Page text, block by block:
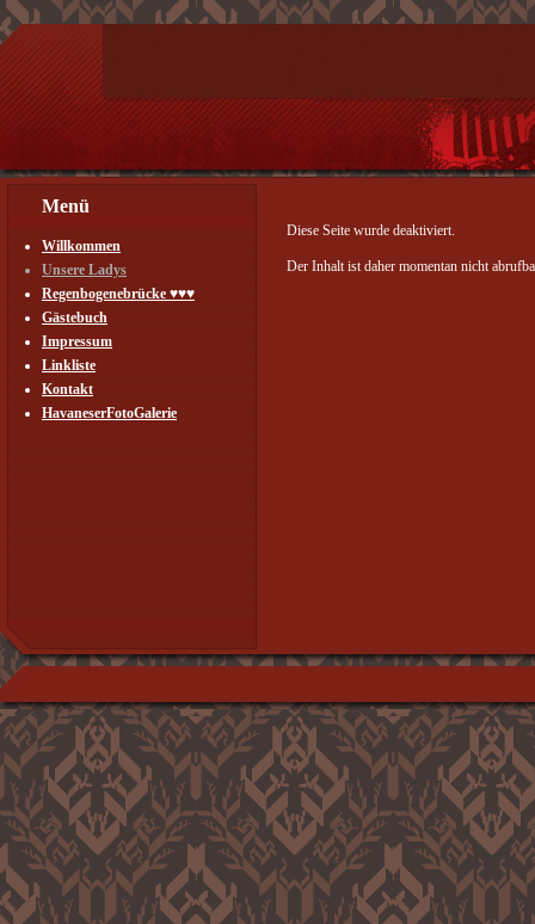
Menü
Willkommen
Unsere Ladys
Regenbogenebrücke ♥♥♥
Gästebuch
Impressum
Linkliste
Kontakt
HavaneserFotoGalerie
Diese Seite wurde deaktiviert.
Der Inhalt ist daher momentan nicht